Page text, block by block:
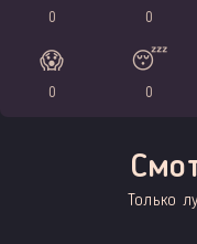
0 0
😱
0
😴
0
Только